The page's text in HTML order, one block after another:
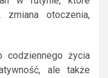
zmiana otoczenia,
codziennego życia
ale także